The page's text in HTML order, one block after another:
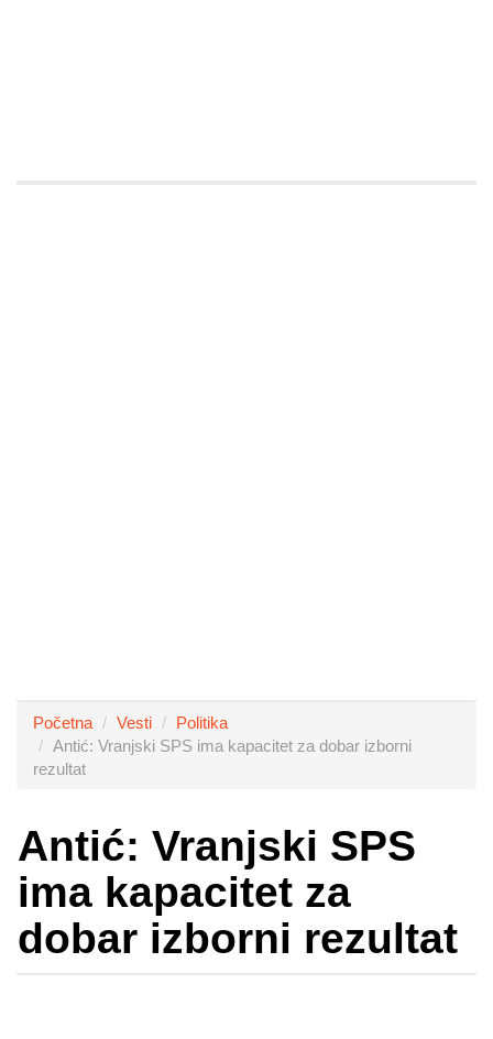
Početna Vesti
Politika
Antić: Vranjski SPS ima kapacitet za dobar izborni
rezultat
Antić: Vranjski SPS
ima kapacitet za
dobar izborni rezultat